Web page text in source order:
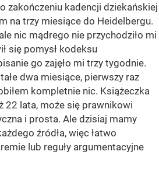
zakończeniu kadencji dziekańskiej
na trzy miesiące do Heidelbergu.
nic mądrego nie przychodziło mi
się pomysł kodeksu
go zajęło mi trzy tygodnie.
dwa miesiące, pierwszy raz
kompletnie nic. Książeczka
22 lata, może się prawnikowi
i prosta. Ale dzisiaj mamy
źródła, więc łatwo
lub reguły argumentacyjne